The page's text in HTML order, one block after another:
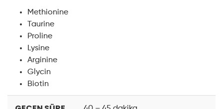
Methionine
Taurine
Proline
Lysine
Arginine
Glycin
Biotin